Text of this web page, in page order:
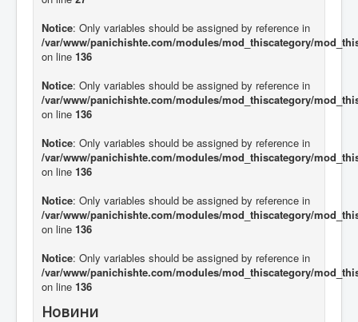
Notice: Only variables should be assigned by reference in
/var/www/panichishte.com/modules/mod_thiscategory/
on line 136
Notice: Only variables should be assigned by reference in
/var/www/panichishte.com/modules/mod_thiscategory/
on line 136
Notice: Only variables should be assigned by reference in
/var/www/panichishte.com/modules/mod_thiscategory/
on line 136
Notice: Only variables should be assigned by reference in
/var/www/panichishte.com/modules/mod_thiscategory/
on line 136
Notice: Only variables should be assigned by reference in
/var/www/panichishte.com/modules/mod_thiscategory/
on line 136
Новини